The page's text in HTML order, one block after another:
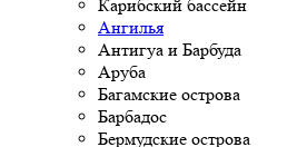
Карибский бассейн
Ангилья
Антигуа и Барбуда
Аруба
Багамские острова
Барбадос
Бермудские острова